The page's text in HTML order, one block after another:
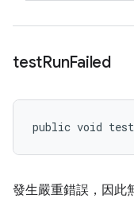
testRunFailed
public void
發生嚴重錯誤，因此